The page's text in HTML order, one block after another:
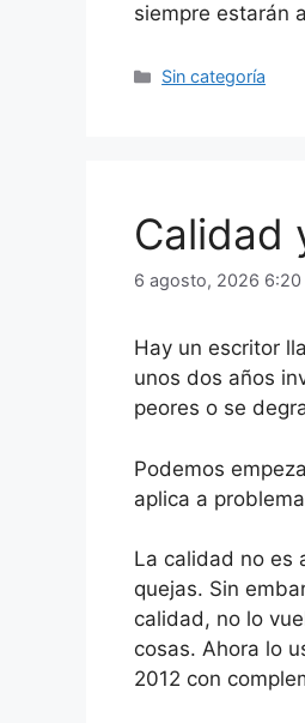
siempre estarán
Categorías
Sin categoría
Calidad
6 agosto, 2026 6:20
Hay un escritor
unos dos años
peores o se
Podemos
aplica a
La calidad no es
quejas. Sin
calidad, no lo
cosas. Ahora lo
2012 con